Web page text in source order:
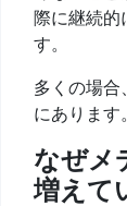
際に継続的
す。
多くの場合
にあります
なぜメ
増えて